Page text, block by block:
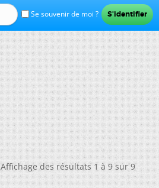
Se souvenir de moi ?
Affichage des résultats 1 à 9 sur 9